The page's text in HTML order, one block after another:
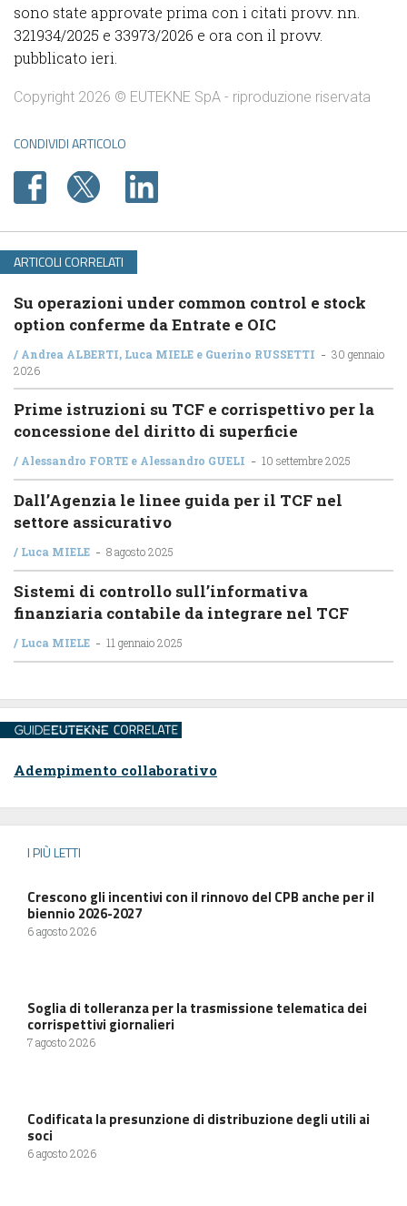
sono state approvate prima con i citati provv. nn.
321934/2025 e 33973/2026 e ora con il provv.
pubblicato ieri.
Copyright 2026 © EUTEKNE SpA - riproduzione riservata
CONDIVIDI ARTICOLO
ARTICOLI CORRELATI
Su operazioni under common control e stock
option conferme da Entrate e OIC
/ Andrea ALBERTI, Luca MIELE e Guerino RUSSETTI - 30 gennaio
2026
Prime istruzioni su TCF e corrispettivo per la
concessione del diritto di superficie
/ Alessandro FORTE e Alessandro GUELI - 10 settembre 2025
Dall’Agenzia le linee guida per il TCF nel
settore assicurativo
/ Luca MIELE - 8 agosto 2025
Sistemi di controllo sull’informativa
finanziaria contabile da integrare nel TCF
/ Luca MIELE - 11 gennaio 2025
Adempimento collaborativo
I PIÙ LETTI
Crescono gli incentivi con il rinnovo del CPB anche per il
biennio 2026-2027
6 agosto 2026
Soglia di tolleranza per la trasmissione telematica dei
corrispettivi giornalieri
7 agosto 2026
Codificata la presunzione di distribuzione degli utili ai
soci
6 agosto 2026